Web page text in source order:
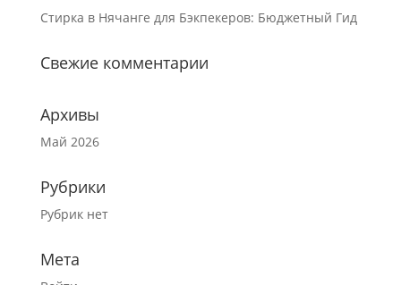
Стирка в Нячанге для Бэкпекеров: Бюджетный Гид
Свежие комментарии
Архивы
Май 2026
Рубрики
Рубрик нет
Мета